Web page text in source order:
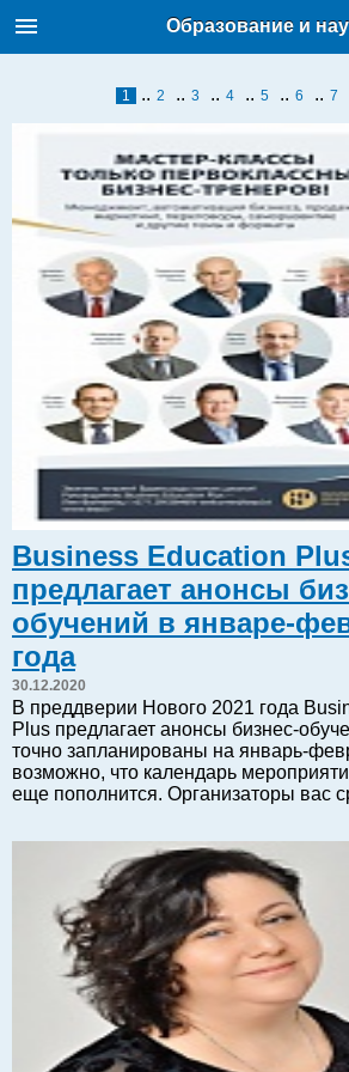
Балтийский курс. Новости и
аналитика
English
Очерки по новейшей истории
Латвии
Хорошо для дела
Аналитика
Инвестиции
Транспорт
Энергетика
Недвижимость
Финансы
Технологии
Рынки и компании
Балтийский экспорт
Туризм
Советы юриста
ЕС - Балтия
Балтия - СНГ
Люди дела
Право
Круглый стол
Экономическая история
Прямая речь
Благотворительность
Форумы
Книга
Сергей Тюленев: студия
Образование и
1 .. 2 .. 3 .. 4 .. 5 .. 6 .. 7
Business Education
предлагает анонсы
обучений в январе-
года
30.12.2020
В преддверии Нового 2021 года
Plus предлагает анонсы бизнес-
точно запланированы на январь-
возможно, что календарь
еще пополнится. Организаторы вас